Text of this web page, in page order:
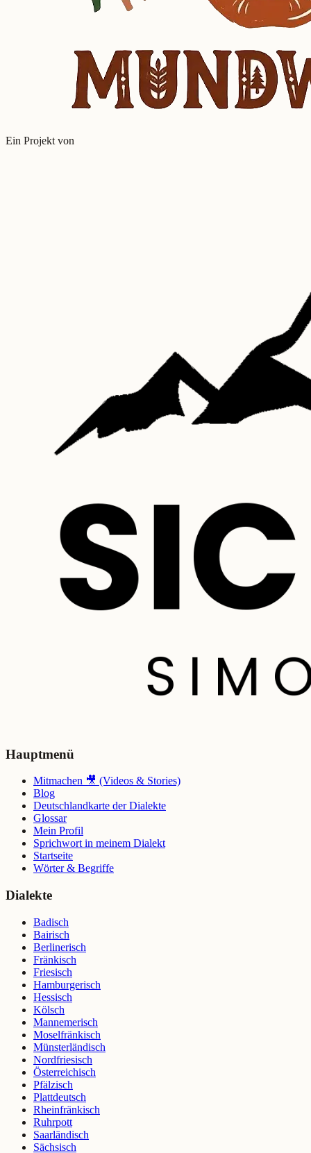
Ein Projekt von
Hauptmenü
Mitmachen 🎥 (Videos & Stories)
Blog
Deutschlandkarte der Dialekte
Glossar
Mein Profil
Sprichwort in meinem Dialekt
Startseite
Wörter & Begriffe
Dialekte
Badisch
Bairisch
Berlinerisch
Fränkisch
Friesisch
Hamburgerisch
Hessisch
Kölsch
Mannemerisch
Moselfränkisch
Münsterländisch
Nordfriesisch
Österreichisch
Pfälzisch
Plattdeutsch
Rheinfränkisch
Ruhrpott
Saarländisch
Sächsisch